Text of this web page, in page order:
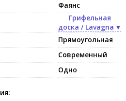
Фаянс
Грифельная
доска / Lavagna
Прямоугольная
Современный
Одно